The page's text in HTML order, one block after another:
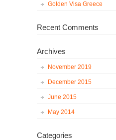
Golden Visa Greece
Recent Comments
Archives
November 2019
December 2015
June 2015
May 2014
Categories